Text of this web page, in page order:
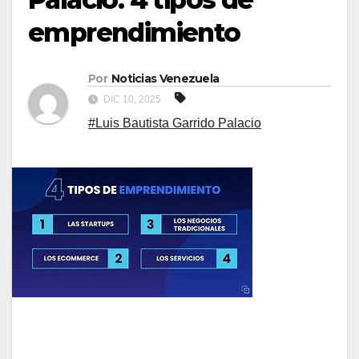
emprendimiento
Por Noticias Venezuela
DIC 10, 2025
#Luis Bautista Garrido Palacio